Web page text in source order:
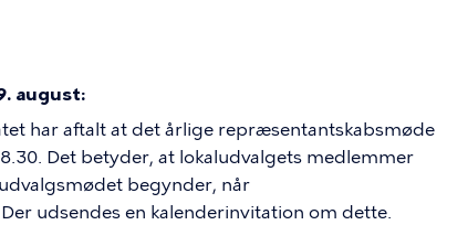
august:
har aftalt at det årlige repræsentantskabsmøde
Det betyder, at lokaludvalgets medlemmer
begynder, når
udsendes en kalenderinvitation om dette.